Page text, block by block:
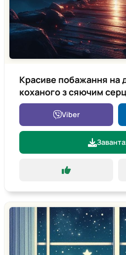
Красиве побажання на
коханого з сяючим
Viber